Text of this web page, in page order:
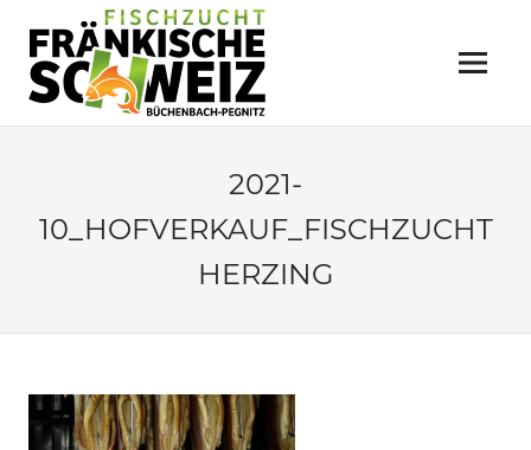
Inhalt
springen
FRÄNKISCHE
SCHWEIZ
Büchenbach
Menü
2021-
10_HOFVERKAUF_FISCHZUCHT
HERZING